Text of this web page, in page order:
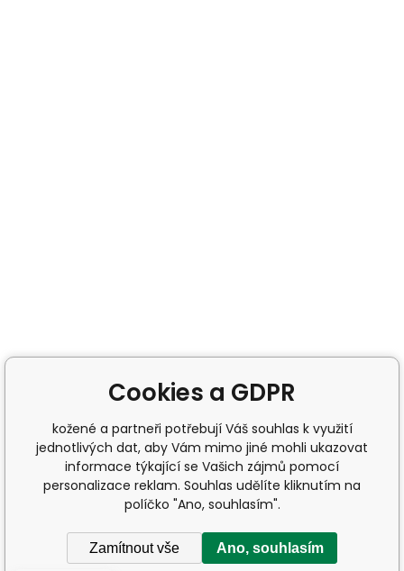
Cookies a GDPR
kožené a partneři potřebují Váš souhlas k využití
jednotlivých dat, aby Vám mimo jiné mohli ukazovat
informace týkající se Vašich zájmů pomocí
personalizace reklam. Souhlas udělíte kliknutím na
políčko "Ano, souhlasím".
Zamítnout vše Ano, souhlasím